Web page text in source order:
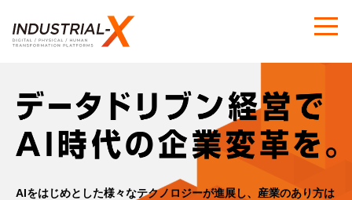
AIをはじめとした様々なテクノロジーが進展し、産業のあり方は